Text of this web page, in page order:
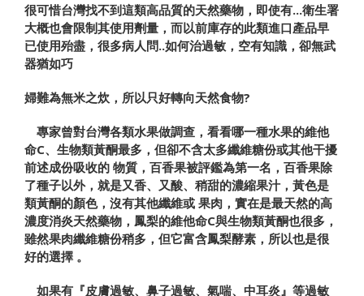
很可惜台灣找不到這類高品質的天然藥物，即使有...衛生署
大概也會限制其使用劑量，而以前庫存的此類進口產品早
已使用殆盡，很多病人問..如何治過敏，空有知識，卻無武
器猶如巧
婦難為無米之炊，所以只好轉向天然食物?
專家曾對台灣各類水果做調查，看看哪一種水果的維他
命C、 生物類黃酮最多，但卻不含太多纖維糖份或其他干擾
前述成份吸收的 物質，百香果被評鑑為第一名，百香果除
了種子以外， 就是又香、 又酸、稍甜的濃縮果汁，黃色是
類黃酮的顏色，沒有其他纖維或 果肉，實在是最天然的高
濃度消炎天然藥物，鳳梨的維他命C與生物類黃酮也很多，
雖然果肉纖維糖份稍多，但它富含鳳梨酵素， 所以也是很
好的選擇 。
如果有『皮膚過敏、鼻子過敏、氣喘、中耳炎』等過敏